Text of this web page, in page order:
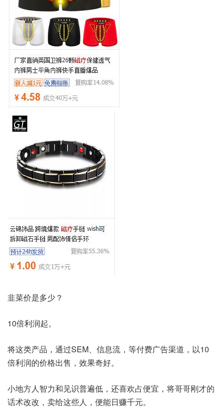
韭菜价是多少？
10倍利润起。
将这类产品，通过SEM、信息流，等付费广告渠道，以10
倍利润的价格出售，效果奇好。
小地方人智力和见识普遍低，还喜欢占便宜，将哥哥刚才的
话术改改，卖给这些人，便能日赚千元。